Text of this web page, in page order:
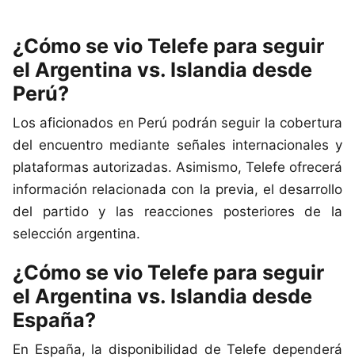
¿Cómo se vio Telefe para seguir
el Argentina vs. Islandia desde
Perú?
Los aficionados en Perú podrán seguir la cobertura
del encuentro mediante señales internacionales y
plataformas autorizadas. Asimismo, Telefe ofrecerá
información relacionada con la previa, el desarrollo
del partido y las reacciones posteriores de la
selección argentina.
¿Cómo se vio Telefe para seguir
el Argentina vs. Islandia desde
España?
En España, la disponibilidad de Telefe dependerá